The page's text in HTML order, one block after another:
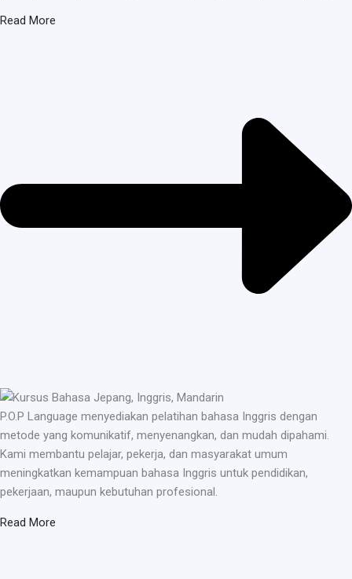
Read More
P.O.P Language menyediakan pelatihan bahasa Inggris dengan
metode yang komunikatif, menyenangkan, dan mudah dipahami.
Kami membantu pelajar, pekerja, dan masyarakat umum
meningkatkan kemampuan bahasa Inggris untuk pendidikan,
pekerjaan, maupun kebutuhan profesional.
Read More